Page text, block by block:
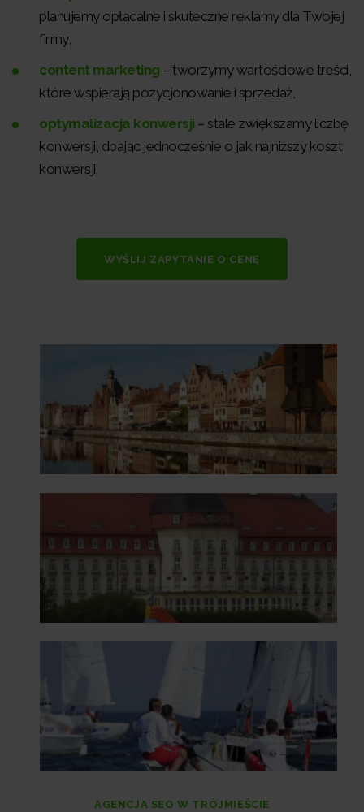
planujemy opłacalne i skuteczne reklamy dla Twojej
firmy,
content marketing – tworzymy wartościowe treści,
które wspierają pozycjonowanie i sprzedaż,
optymalizacja konwersji – stale zwiększamy liczbę
konwersji, dbając jednocześnie o jak najniższy koszt
konwersji.
WYŚLIJ ZAPYTANIE O CENĘ
AGENCJA SEO W TRÓJMIEŚCIE